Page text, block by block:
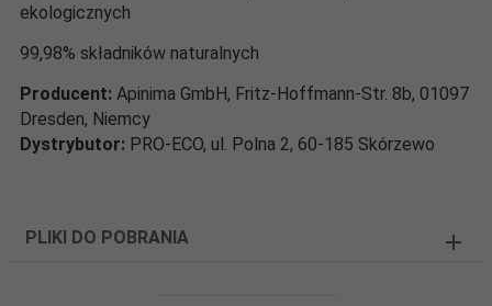
ekologicznych
99,98% składników naturalnych
Producent: Apinima GmbH, Fritz-Hoffmann-Str. 8b, 01097
Dresden, Niemcy
Dystrybutor: PRO-ECO, ul. Polna 2, 60-185 Skórzewo
PLIKI DO POBRANIA